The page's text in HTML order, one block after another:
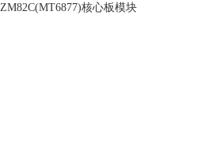
ZM82C(MT6877)核心板模块